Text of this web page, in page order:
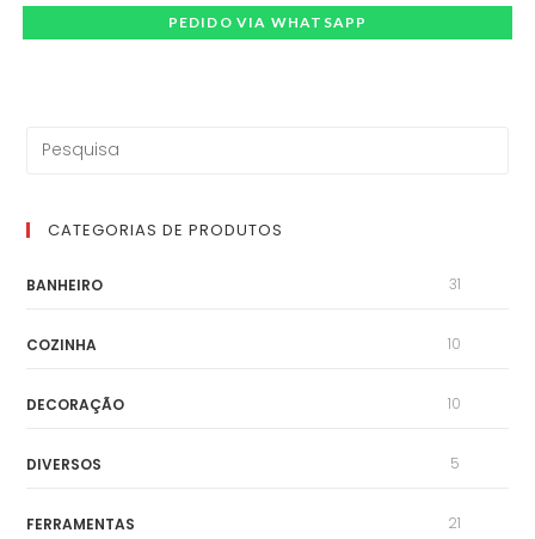
PEDIDO VIA WHATSAPP
CATEGORIAS DE PRODUTOS
BANHEIRO 31
COZINHA 10
DECORAÇÃO 10
DIVERSOS 5
FERRAMENTAS 21